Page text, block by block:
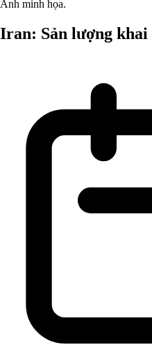
Ảnh minh họa.
Iran: Sản lượng khai